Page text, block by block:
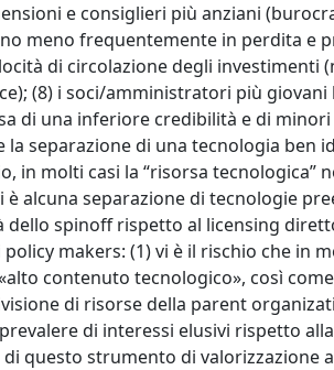
e consiglieri più anziani
meno frequentemente in perdita e
di circolazione degli investimenti
(8) i soci/amministratori più
di una inferiore credibilità e di
separazione di una tecnologia ben
in molti casi la “risorsa tecnologica”
alcuna separazione di tecnologie
spinoff rispetto al licensing
makers: (1) vi è il rischio che in
contenuto tecnologico», così
di risorse della parent
di interessi elusivi rispetto
questo strumento di valorizzazione